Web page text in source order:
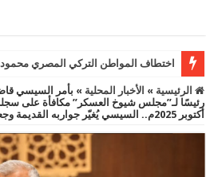
اختطاف المواطن التركي المصري
الرئيسية » الأخبار المحلية » بأمر السيسي
أكتوبر 2025م.. السيسي يُغيّر جواربه القديمة وجعل مقاعد البرلمان سلعة للفاسدين